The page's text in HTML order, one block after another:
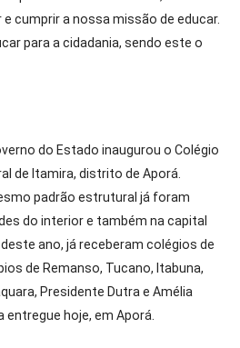
cumprir a nossa missão de educar.
para a cidadania, sendo este o
do Estado inaugurou o Colégio
de Itamira, distrito de Aporá.
padrão estrutural já foram
do interior e também na capital
ano, já receberam colégios de
de Remanso, Tucano, Itabuna,
Presidente Dutra e Amélia
entregue hoje, em Aporá.